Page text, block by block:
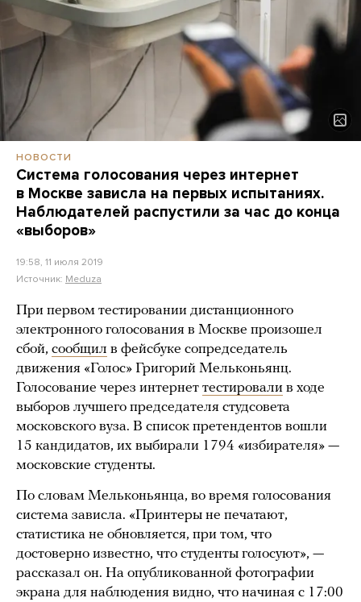
НОВОСТИ
Система голосования через интернет
в Москве зависла на первых испытаниях.
Наблюдателей распустили за час до конца
«выборов»
19:58, 11 июля 2019
Источник: Meduza
При первом тестировании дистанционного
электронного голосования в Москве произошел
сбой, сообщил в фейсбуке сопредседатель
движения «Голос» Григорий Мельконьянц.
Голосование через интернет тестировали в ходе
выборов лучшего председателя студсовета
московского вуза. В список претендентов вошли
15 кандидатов, их выбирали 1794 «избирателя» —
московские студенты.
По словам Мельконьянца, во время голосования
система зависла. «Принтеры не печатают,
статистика не обновляется, при том, что
достоверно известно, что студенты голосуют», —
рассказал он. На опубликованной фотографии
экрана для наблюдения видно, что начиная с 17:00